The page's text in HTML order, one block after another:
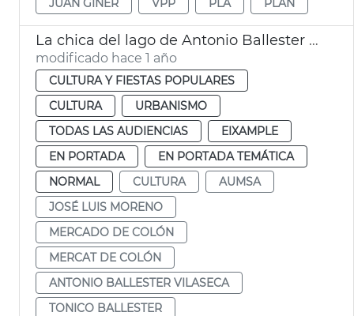
La chica del lago de Antonio Ballester regresa al Mercado de Colón
modificado hace 1 año
CULTURA Y FIESTAS POPULARES
CULTURA
URBANISMO
TODAS LAS AUDIENCIAS
EIXAMPLE
EN PORTADA
EN PORTADA TEMÁTICA
NORMAL
CULTURA
AUMSA
JOSÉ LUIS MORENO
MERCADO DE COLÓN
MERCAT DE COLÓN
ANTONIO BALLESTER VILASECA
TONICO BALLESTER